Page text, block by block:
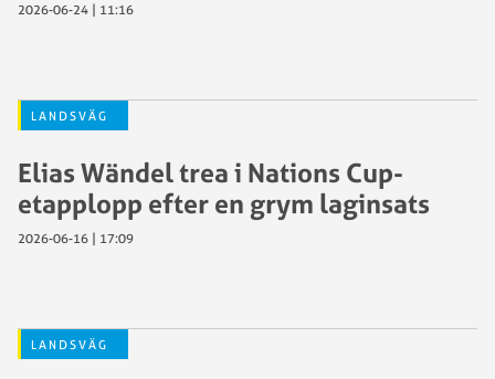
2026-06-24 | 11:16
LANDSVÄG
Elias Wändel trea i Nations Cup-
etapplopp efter en grym laginsats
2026-06-16 | 17:09
LANDSVÄG